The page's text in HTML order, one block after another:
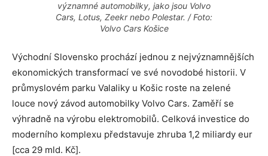
významné automobilky, jako jsou Volvo
Cars, Lotus, Zeekr nebo Polestar. / Foto:
Volvo Cars Košice
Východní Slovensko prochází jednou z nejvýznamnějších
ekonomických transformací ve své novodobé historii. V
průmyslovém parku Valaliky u Košic roste na zelené
louce nový závod automobilky Volvo Cars. Zaměří se
výhradně na výrobu elektromobilů. Celková investice do
moderního komplexu představuje zhruba 1,2 miliardy eur
[cca 29 mld. Kč].